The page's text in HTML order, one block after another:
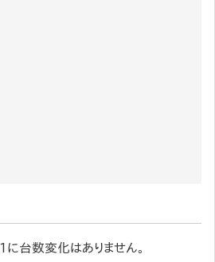
数変化はありません。